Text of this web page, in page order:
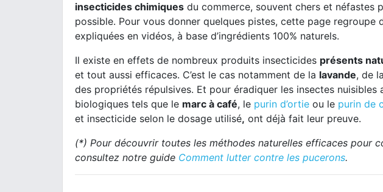
insecticides chimiques du commerce, souvent chers et néfastes
possible. Pour vous donner quelques pistes, cette page regroupe
expliquées en vidéos, à base d’ingrédients 100% naturels.
Il existe en effets de nombreux produits insecticides présents
et tout aussi efficaces. C’est le cas notamment de la lavande, de la
des propriétés répulsives. Et pour éradiquer les insectes
biologiques tels que le marc à café, le purin d’ortie ou le purin de
et insecticide selon le dosage utilisé, ont déjà fait leur preuve.
(*) Pour découvrir toutes les méthodes naturelles efficaces pour
consultez notre guide Comment lutter contre les pucerons.